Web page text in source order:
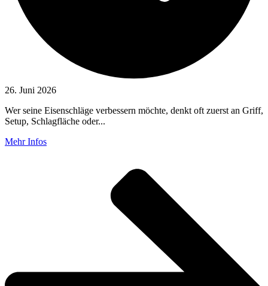
26. Juni 2026
Wer seine Eisenschläge verbessern möchte, denkt oft zuerst an Griff,
Setup, Schlagfläche oder...
Mehr Infos